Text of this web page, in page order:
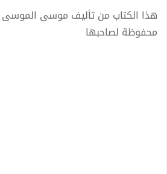
هذا الكتاب من تأليف موسى
محفوظة لصاحبها